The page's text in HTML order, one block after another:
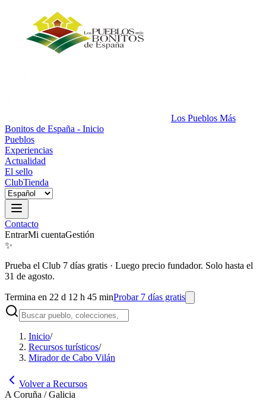
Los Pueblos Más
Bonitos de España - Inicio
Pueblos
Experiencias
Actualidad
El sello
ClubTienda
Contacto
EntrarMi cuentaGestión
✨
Prueba el Club 7 días gratis · Luego precio fundador. Solo hasta el
31 de agosto.
Termina en 22 d 12 h 45 minProbar 7 días gratis
Inicio/
Recursos turísticos/
Mirador de Cabo Vilán
Volver a Recursos
A Coruña / Galicia